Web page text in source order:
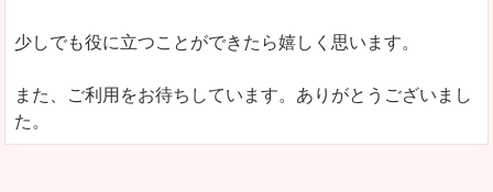
少しでも役に立つことができたら嬉しく思います。
また、ご利用をお待ちしています。ありがとうございまし
た。